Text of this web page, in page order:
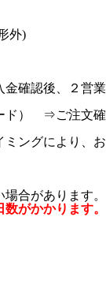
外)
確認後、２営業
ード） ⇒ご注文確
ングにより、お
合があります。
がかかります。